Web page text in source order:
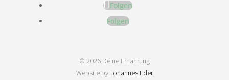
Folgen
Folgen
© 2026 Deine Ernährung
Website byJohannes Eder